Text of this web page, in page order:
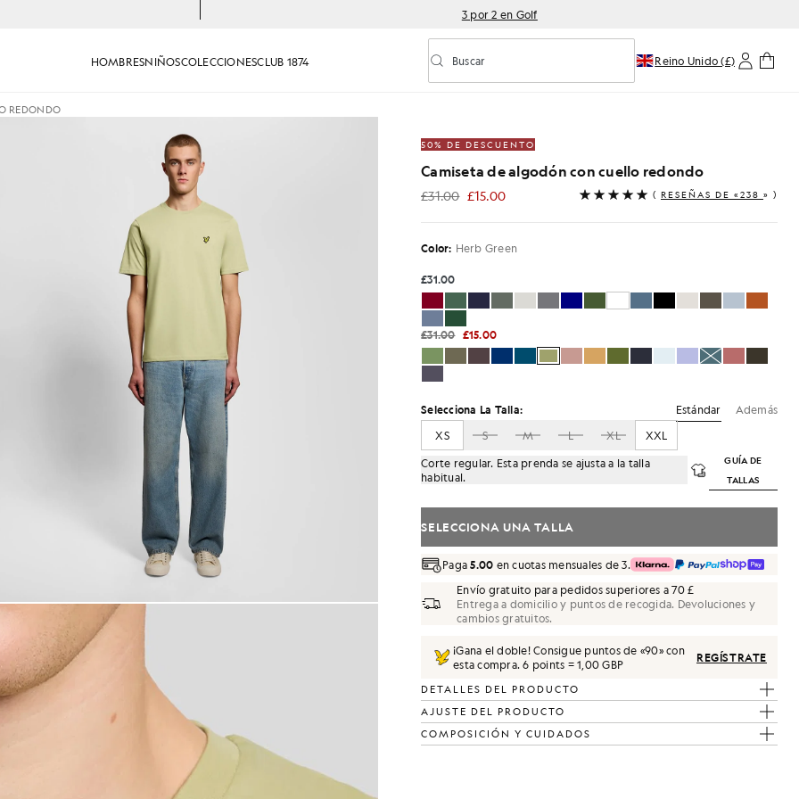
3 por 2 en Golf
HOMBRESNIÑOSCOLECCIONESCLUB 1874 Activar/desactivar la búsqueda predictiva
Buscar Reino Unido (£)
REDONDO
con camiseta de algodón de cuello redondo en color verde hierba
50% DE DESCUENTO
Camiseta de algodón con cuello redondo
£31.00 £15.00
£15.00 ( RESEÑAS DE «238 » )
Color: Herb Green
£31.00
£31.00 £15.00
Selecciona La Talla: Estándar
Además
XS
S M L XL
XXL
Corte regular. Esta prenda se ajusta a la talla
habitual.
GUÍA DE
TALLAS
SELECCIONA UNA TALLA
Paga5.00 en cuotas mensuales de 3.
Envío gratuito para pedidos superiores a 70 £
Entrega a domicilio y puntos de recogida. Devoluciones y
cambios gratuitos.
¡Gana el doble! Consigue puntos de «90» con
esta compra.6 points = 1,00 GBP REGÍSTRATE
DETALLES DEL PRODUCTO
AJUSTE DEL PRODUCTO
COMPOSICIÓN Y CUIDADOS